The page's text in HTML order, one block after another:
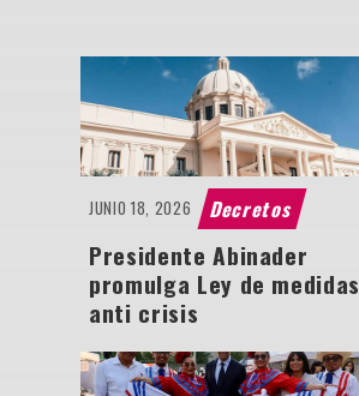
JUNIO 18, 2026 Decretos
Presidente Abinader
promulga Ley de medidas
anti crisis